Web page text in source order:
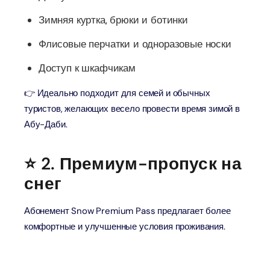
Зимняя куртка, брюки и ботинки
Флисовые перчатки и одноразовые носки
Доступ к шкафчикам
👉 Идеально подходит для семей и обычных
туристов, желающих весело провести время зимой в
Абу-Даби.
⭐ 2. Премиум-пропуск на
снег
Абонемент Snow Premium Pass предлагает более
комфортные и улучшенные условия проживания.